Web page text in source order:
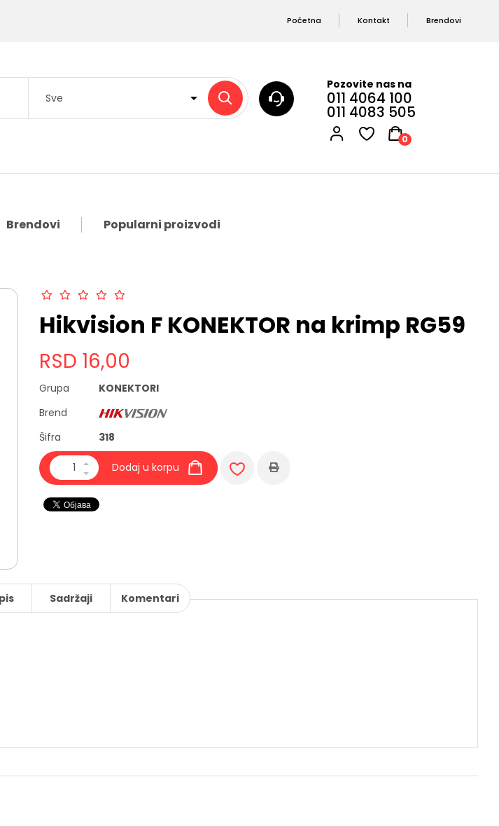
Početna Kontakt Brendovi
Pozovite nas na
011 4064 100
011 4083 505
0
Brendovi Popularni proizvodi
Hikvision F KONEKTOR na krimp RG59
RSD 16,00
Grupa
KONEKTORI
Brend
Šifra
318
Dodaj u korpu
Sadržaji Komentari